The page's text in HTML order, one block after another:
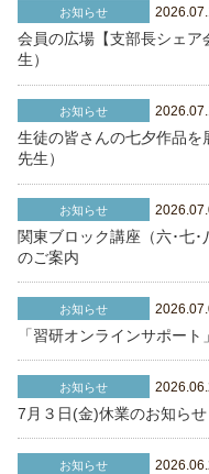
お知らせ
会員の広場【支部長シェ
生）
お知らせ
生徒の皆さんの七夕作品
先生）
お知らせ
関東ブロック講座（六･七･
のご案内
お知らせ
「習研オンラインサポート
お知らせ
7月３日(金)休業のお知らせ
お知らせ